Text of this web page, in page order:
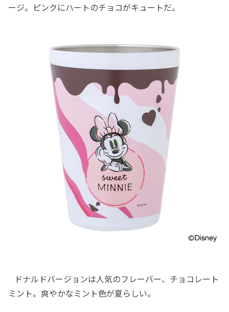
ージ。ピンクにハートのチョコがキュートだ。
ドナルドバージョンは人気のフレーバー、チョコレート
ミント。爽やかなミント色が夏らしい。